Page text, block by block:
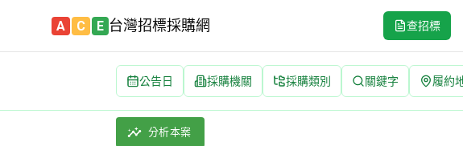
A C E 台灣招標採購網 查招標
公告日 採購機關 採購類別 關鍵字 履約
115年度機組冷氣空調設備經常維護工作 招標公告 | 案號：
採購類別：勞務類 附帶於金屬產品、機械及設備維修之服
分析本案